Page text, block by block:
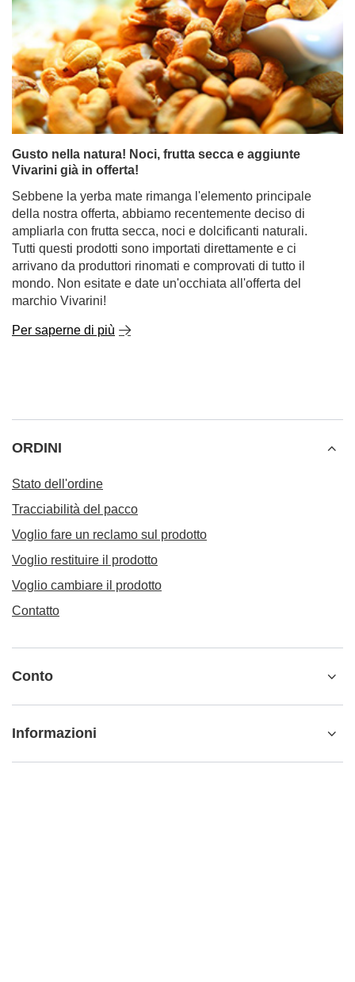
Gusto nella natura! Noci, frutta secca e aggiunte
Vivarini già in offerta!
Sebbene la yerba mate rimanga l'elemento principale
della nostra offerta, abbiamo recentemente deciso di
ampliarla con frutta secca, noci e dolcificanti naturali.
Tutti questi prodotti sono importati direttamente e ci
arrivano da produttori rinomati e comprovati di tutto il
mondo. Non esitate e date un'occhiata all'offerta del
marchio Vivarini!
Per saperne di più
ORDINI
Stato dell'ordine
Tracciabilità del pacco
Voglio fare un reclamo sul prodotto
Voglio restituire il prodotto
Voglio cambiare il prodotto
Contatto
Conto
Informazioni